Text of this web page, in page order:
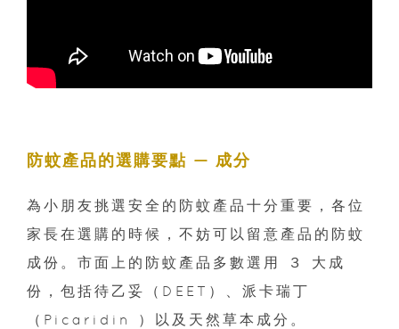
防蚊產品的選購要點 — 成分
為小朋友挑選安全的防蚊產品十分重要，各位
家長在選購的時候，不妨可以留意產品的防蚊
成份。市面上的防蚊產品多數選用 ３ 大成
份，包括待乙妥（DEET）、派卡瑞丁
（Picaridin ）以及天然草本成分。